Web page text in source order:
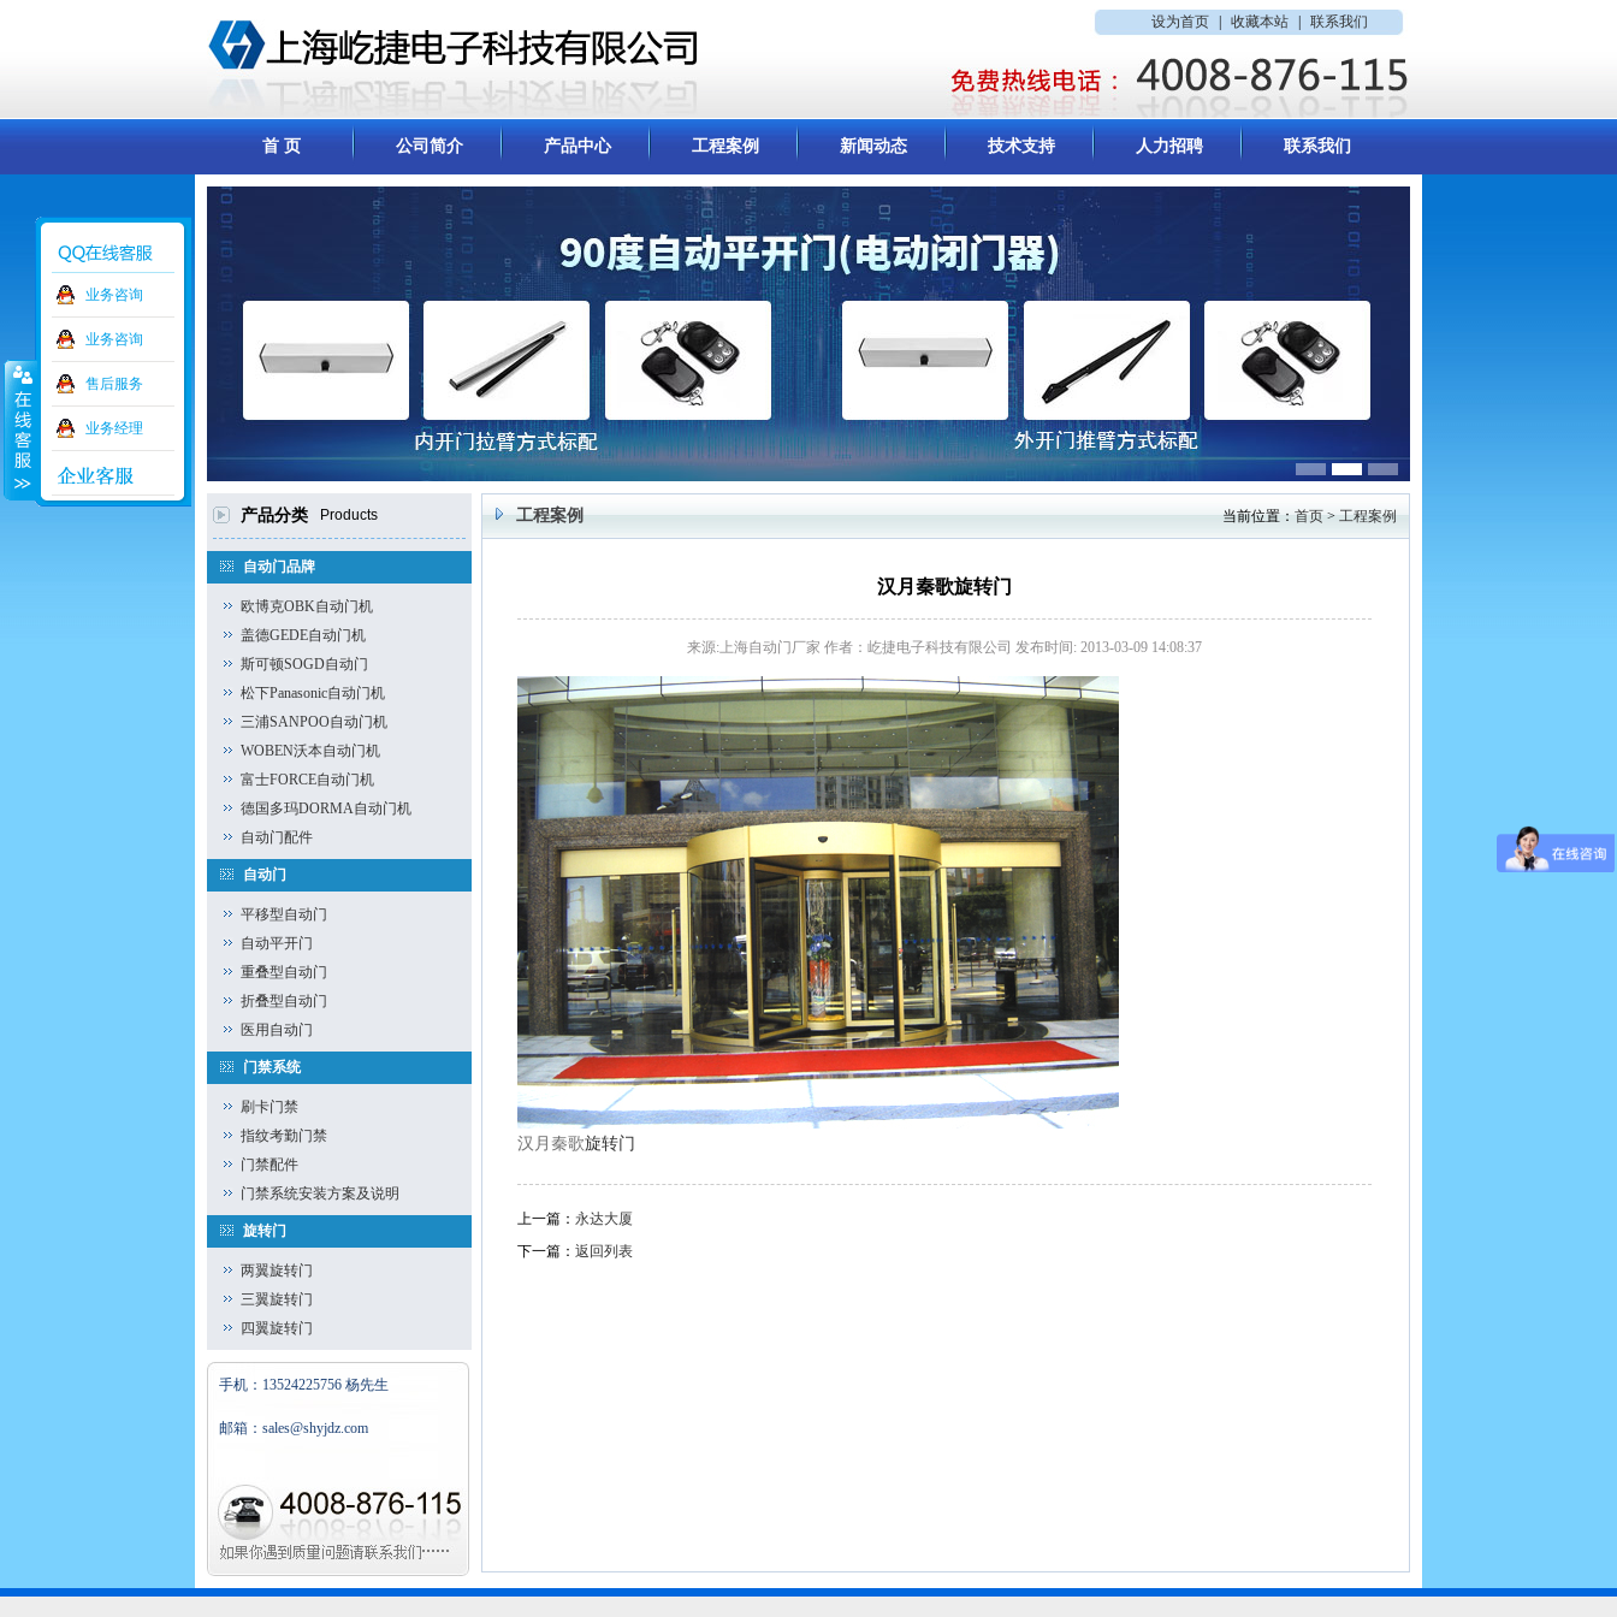
设为首页 收藏本站 联系我们
首 页 公司简介 产品中心 工程案例 新闻动态 技术支持 人力招聘 联系我们
产品分类 Products
自动门品牌
欧博克OBK自动门机
盖德GEDE自动门机
斯可顿SOGD自动门
松下Panasonic自动门机
三浦SANPOO自动门机
WOBEN沃本自动门机
富士FORCE自动门机
德国多玛DORMA自动门机
自动门配件
自动门
平移型自动门
自动平开门
重叠型自动门
折叠型自动门
医用自动门
门禁系统
刷卡门禁
指纹考勤门禁
门禁配件
门禁系统安装方案及说明
旋转门
两翼旋转门
三翼旋转门
四翼旋转门
手机：13524225756 杨先生
邮箱：sales@shyjdz.com
工程案例 当前位置：首页>工程案例
汉月秦歌旋转门
来源:上海自动门厂家 作者：屹捷电子科技有限公司 发布时间: 2013-03-09 14:08:37
汉月秦歌旋转门
上一篇： 永达大厦
下一篇： 返回列表
业务咨询
业务咨询
售后服务
业务经理